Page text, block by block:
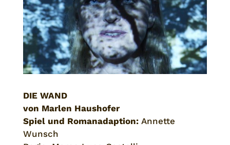
DIE WAND
von Marlen Haushofer
Spiel und Romanadaption:Annette
Wunsch